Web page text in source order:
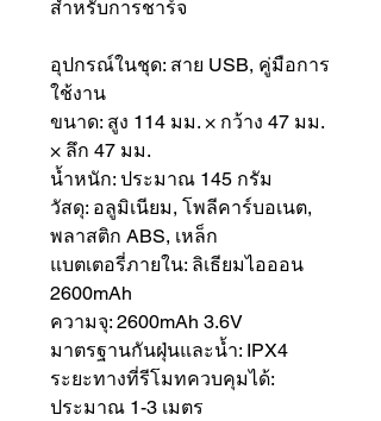
สำหรับการชาร์จ
อุปกรณ์ในชุด: สาย USB, คู่มือการ
ใช้งาน
ขนาด: สูง 114 มม. × กว้าง 47 มม.
× ลึก 47 มม.
น้ำหนัก: ประมาณ 145 กรัม
วัสดุ: อลูมิเนียม, โพลีคาร์บอเนต,
พลาสติก ABS, เหล็ก
แบตเตอรี่ภายใน: ลิเธียมไอออน
2600mAh
ความจุ: 2600mAh 3.6V
มาตรฐานกันฝุ่นและน้ำ: IPX4
ระยะทางที่รีโมทควบคุมได้:
ประมาณ 1-3 เมตร